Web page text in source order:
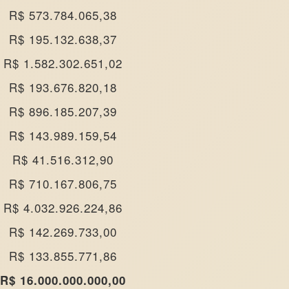
R$ 573.784.065,38
R$ 195.132.638,37
R$ 1.582.302.651,02
R$ 193.676.820,18
R$ 896.185.207,39
R$ 143.989.159,54
R$ 41.516.312,90
R$ 710.167.806,75
R$ 4.032.926.224,86
R$ 142.269.733,00
R$ 133.855.771,86
R$ 16.000.000.000,00